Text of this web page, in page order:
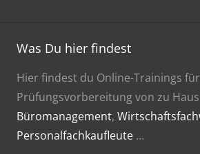
Was Du hier findest
Hier findest du Online-Trainings
Prüfungsvorbereitung von zu
Büromanagement,
Personalfachkaufleute …